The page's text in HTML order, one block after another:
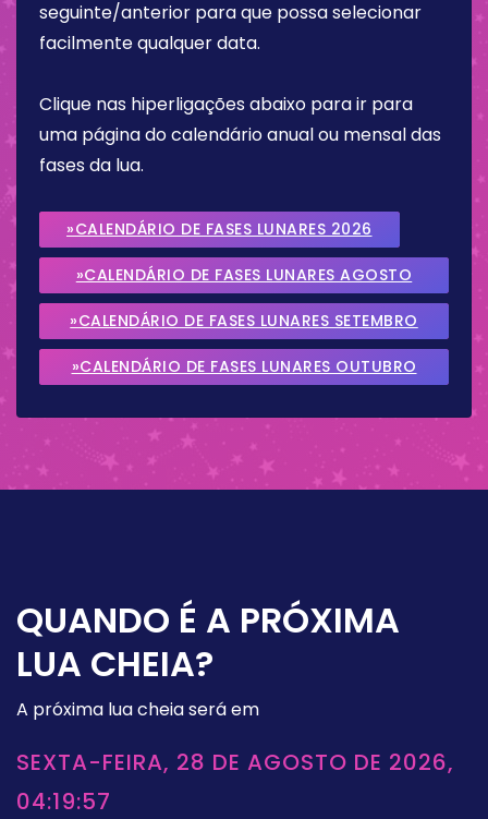
seguinte/anterior para que possa selecionar
facilmente qualquer data.
Clique nas hiperligações abaixo para ir para
uma página do calendário anual ou mensal das
fases da lua.
»CALENDÁRIO DE FASES LUNARES 2026
»CALENDÁRIO DE FASES LUNARES AGOSTO
2026
»CALENDÁRIO DE FASES LUNARES SETEMBRO
2026
»CALENDÁRIO DE FASES LUNARES OUTUBRO
QUANDO É A PRÓXIMA
LUA CHEIA?
A próxima lua cheia será em
SEXTA-FEIRA, 28 DE AGOSTO DE 2026,
04:19:57